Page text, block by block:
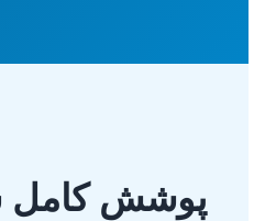
پوشش کامل